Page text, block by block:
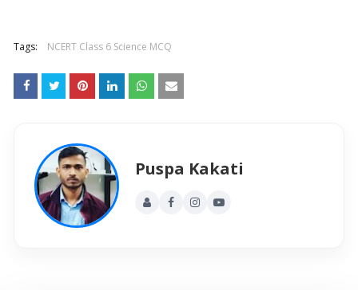
Tags: NCERT Class 6 Science MCQ
Puspa Kakati